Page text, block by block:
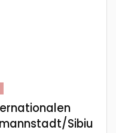
Sibiu